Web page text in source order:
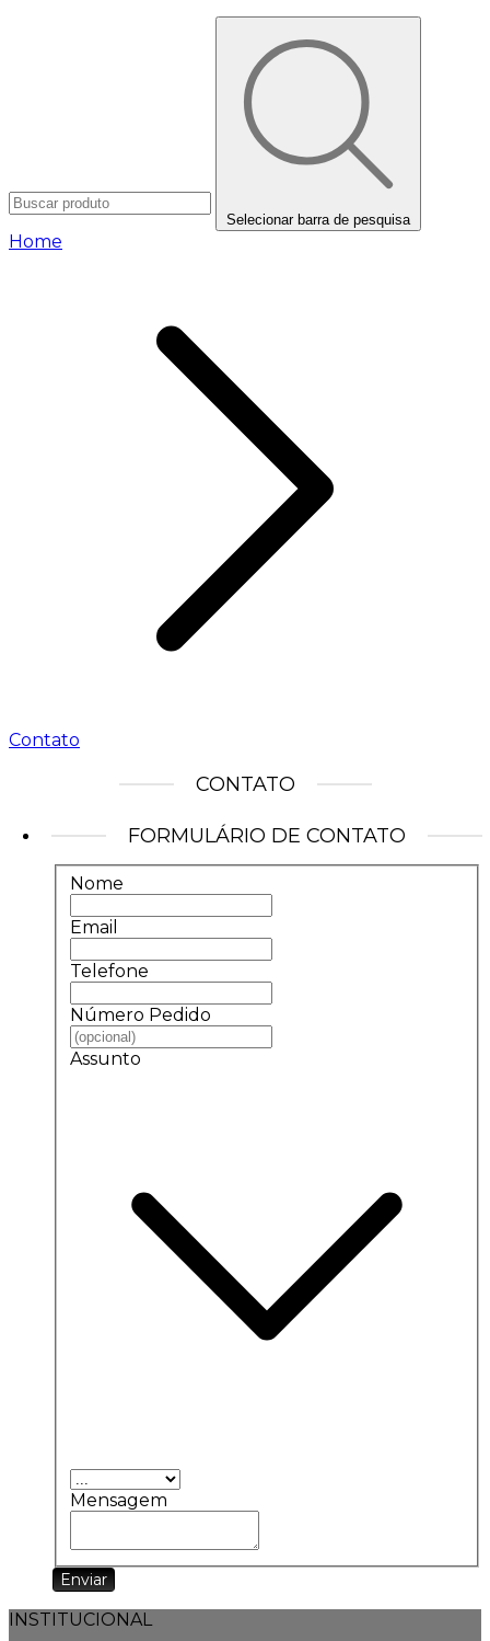
Selecionar barra de pesquisa
Home
Contato
CONTATO
FORMULÁRIO DE CONTATO
Nome
Email
Telefone
Número Pedido
Assunto
Mensagem
Enviar
INSTITUCIONAL